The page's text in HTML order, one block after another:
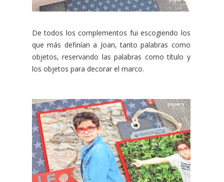
De todos los complementos fui escogiendo los
que más definían a Joan, tanto palabras como
objetos, reservando las palabras como título y
los objetos para decorar el marco.